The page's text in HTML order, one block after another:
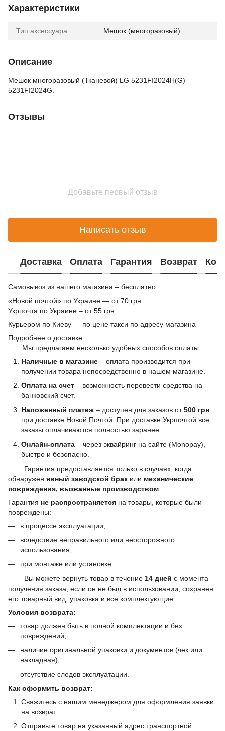
Характеристики
Тип аксессуара Мешок (многоразовый)
Описание
Мешок многоразовый (Тканевой) LG 5231FI2024H(G)
5231FI2024G.
Отзывы
Добавьте первый отзыв
Написать отзыв
Доставка Оплата Гарантия Возврат
Самовывоз из нашего магазина – бесплатно.
«Новой почтой» по Украине — от 70 грн.
Укрпочта по Украине – от 55 грн.
Курьером по Киеву — по цене такси по адресу магазина
Подробнее о доставке
Мы предлагаем несколько удобных способов оплаты:
Наличные в магазине – оплата производится при
получении товара непосредственно в нашем магазине.
Оплата на счет – возможность перевести средства на
банковский счет.
Наложенный платеж – доступен для заказов от500 грн
при доставке Новой Почтой. При доставке Укрпочтой все
заказы оплачиваются полностью заранее.
Онлайн-оплата – через эквайринг на сайте (Monopay),
быстро и безопасно.
Гарантия предоставляется только в случаях, когда
обнаружен явный заводской брак или механические
повреждения, вызванные производством
Гарантия не распространяется на товары, которые были
повреждены:
в процессе эксплуатации;
вследствие неправильного или неосторожного
использования;
при монтаже или установке.
Вы можете вернуть товар в течение 14 дней с момента
получения заказа, если он не был в использовании, сохранен
его товарный вид, упаковка и все комплектующие.
Условия возврата:
товар должен быть в полной комплектации и без
повреждений;
наличие оригинальной упаковки и документов (чек или
накладная);
отсутствие следов эксплуатации.
Как оформить возврат:
Свяжитесь с нашим менеджером для оформления заявки
на возврат.
Отправьте товар на указанный адрес транспортной